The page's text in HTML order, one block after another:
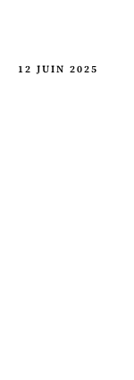
12 JUIN 2025